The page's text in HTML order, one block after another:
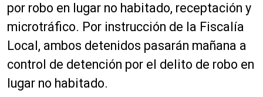
por robo en lugar no habitado, receptación y
microtráfico. Por instrucción de la Fiscalía
Local, ambos detenidos pasarán mañana a
control de detención por el delito de robo en
lugar no habitado.